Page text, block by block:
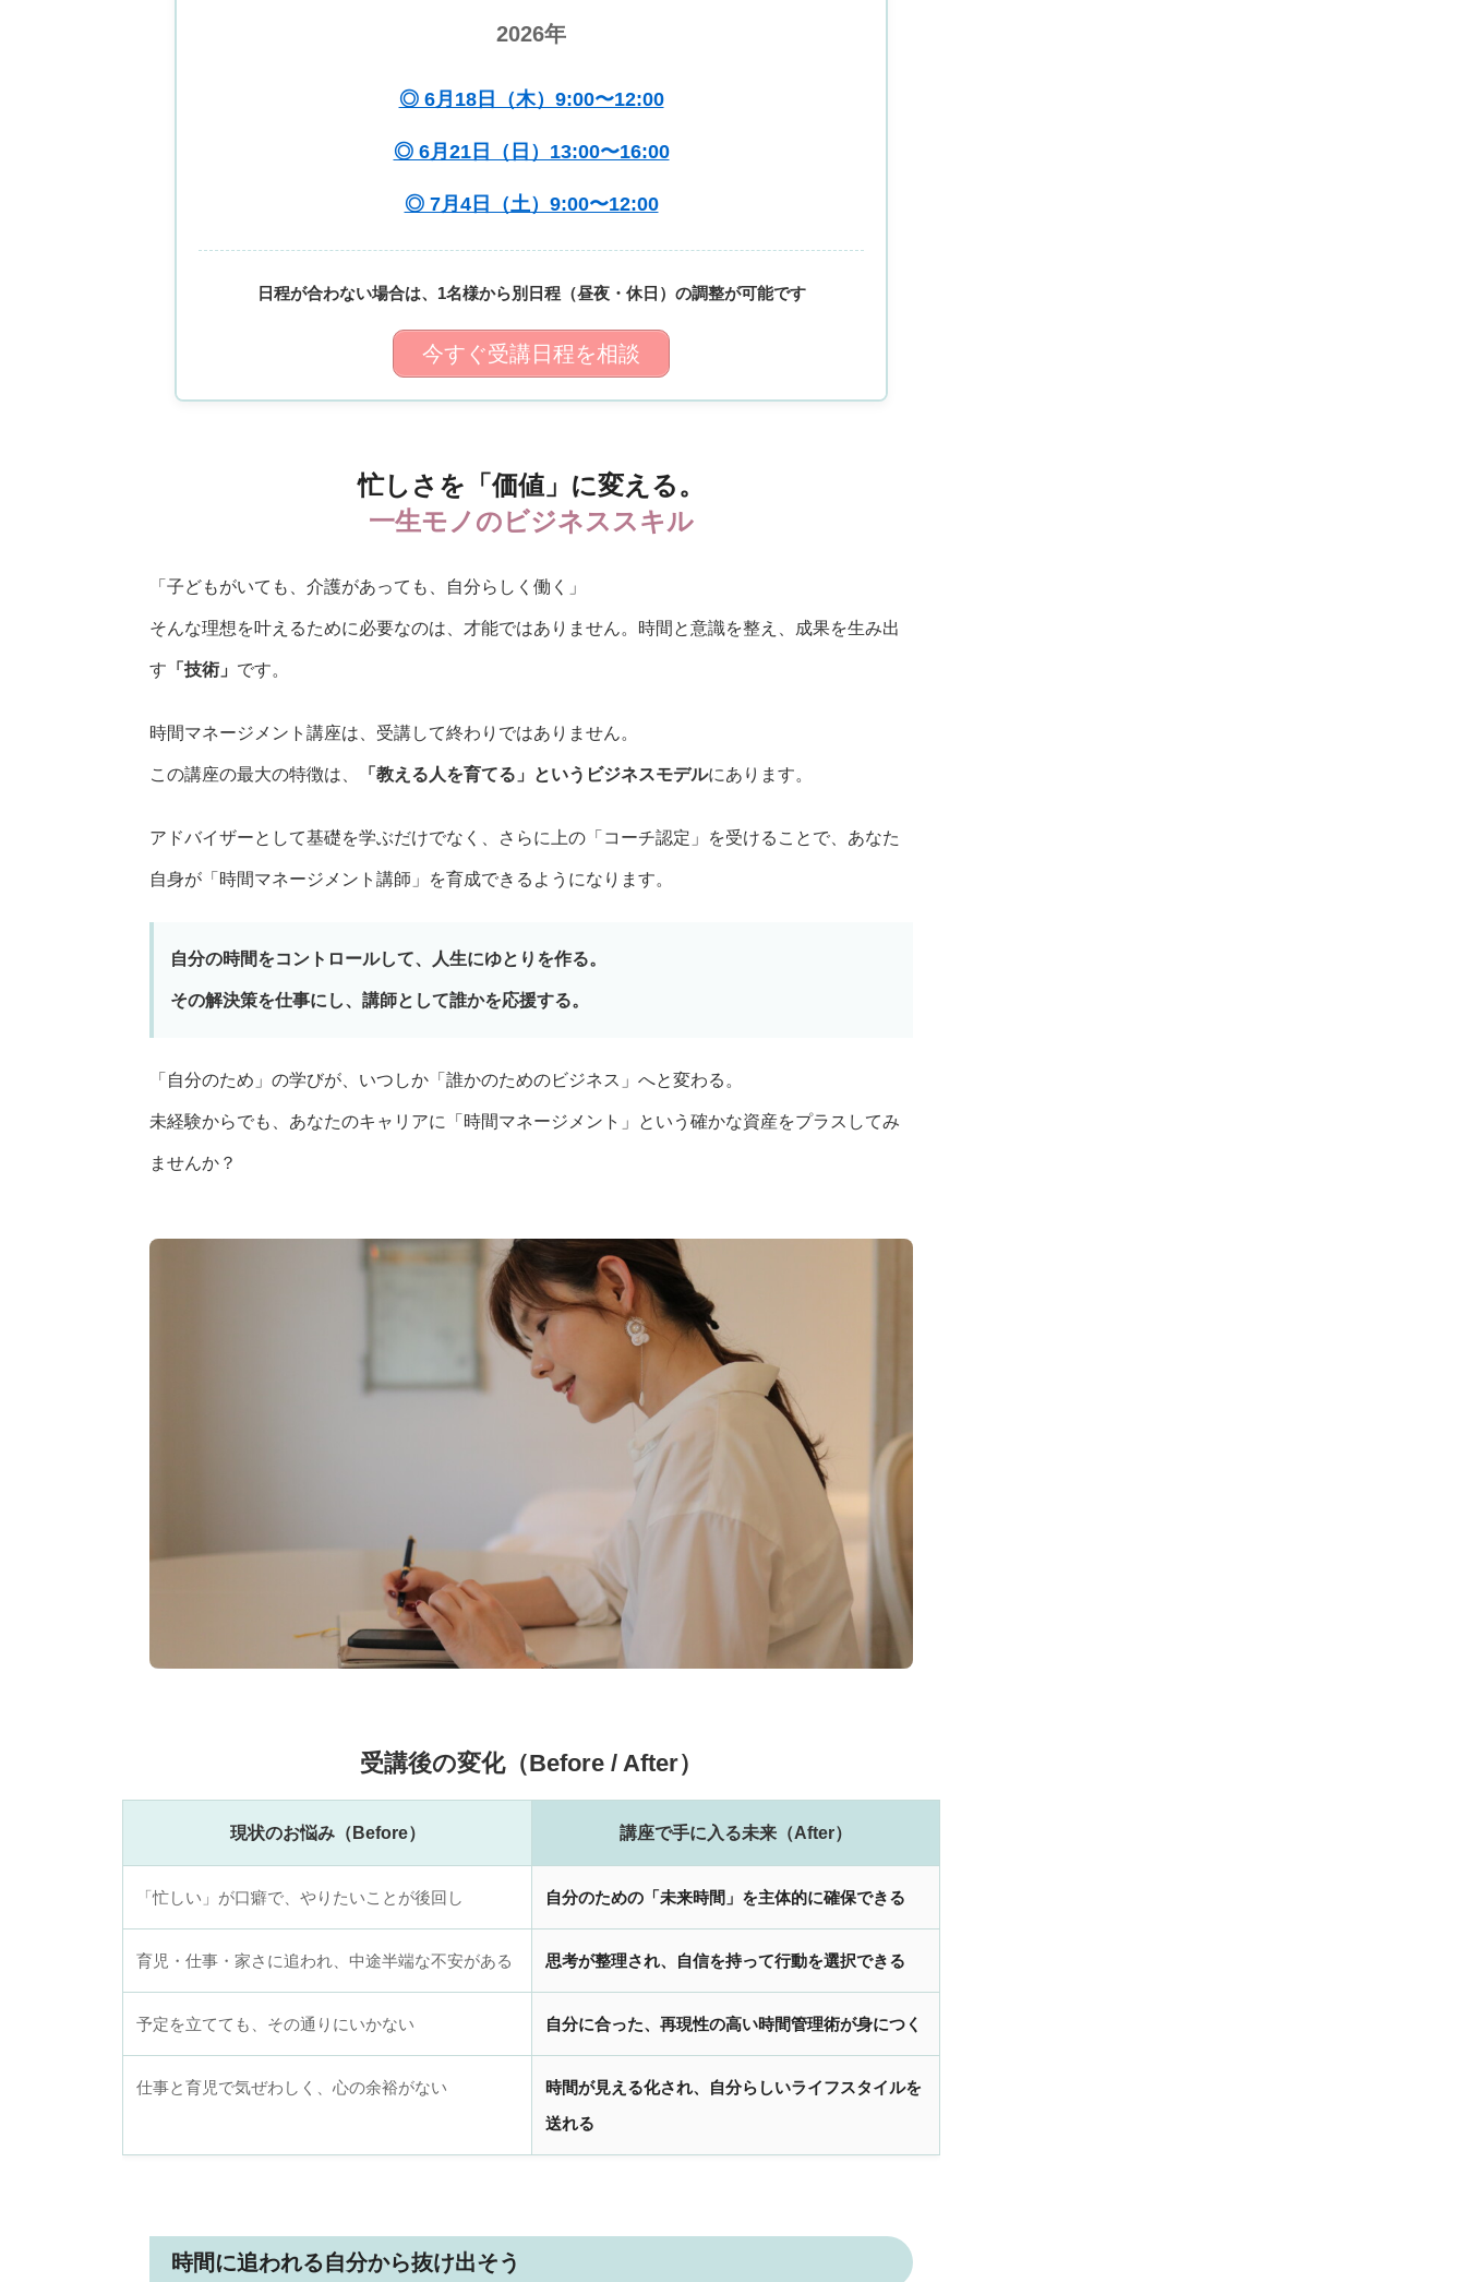
2026年
◎ 6月18日（木）9:00〜12:00
◎ 6月21日（日）13:00〜16:00
◎ 7月4日（土）9:00〜12:00
日程が合わない場合は、1名様から別日程（昼夜・休日）の調整が可能です
今すぐ受講日程を相談
忙しさを「価値」に変える。
一生モノのビジネススキル
「子どもがいても、介護があっても、自分らしく働く」
そんな理想を叶えるために必要なのは、才能ではありません。時間と意識を整え、成果を生み出
す 「技術」 です。
時間マネージメント講座は、受講して終わりではありません。
この講座の最大の特徴は、 「教える人を育てる」というビジネスモデルにあります。
アドバイザーとして基礎を学ぶだけでなく、さらに上の「コーチ認定」を受けることで、あなた
自身が「時間マネージメント講師」を育成できるようになります。
自分の時間をコントロールして、人生にゆとりを作る。
その解決策を仕事にし、講師として誰かを応援する。
「自分のため」の学びが、いつしか「誰かのためのビジネス」へと変わる。
未経験からでも、あなたのキャリアに「時間マネージメント」という確かな資産をプラスしてみ
ませんか？
受講後の変化（Before / After）
現状のお悩み（Before） 講座で手に入る未来（After）
「忙しい」が口癖で、やりたいことが後回し 自分のための「未来時間」を主体的に確保できる
育児・仕事・家さに追われ、中途半端な不安がある 思考が整理され、自信を持って行動を選択できる
予定を立てても、その通りにいかない 自分に合った、再現性の高い時間管理術が身につく
仕事と育児で気ぜわしく、心の余裕がない
時間が見える化され、自分らしいライフスタイルを
送れる
時間に追われる自分から抜け出そう